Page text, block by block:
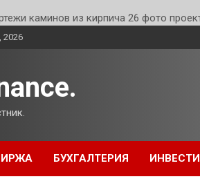
каминов из кирпича 26 фото
2026
БУХГАЛТЕРИЯ